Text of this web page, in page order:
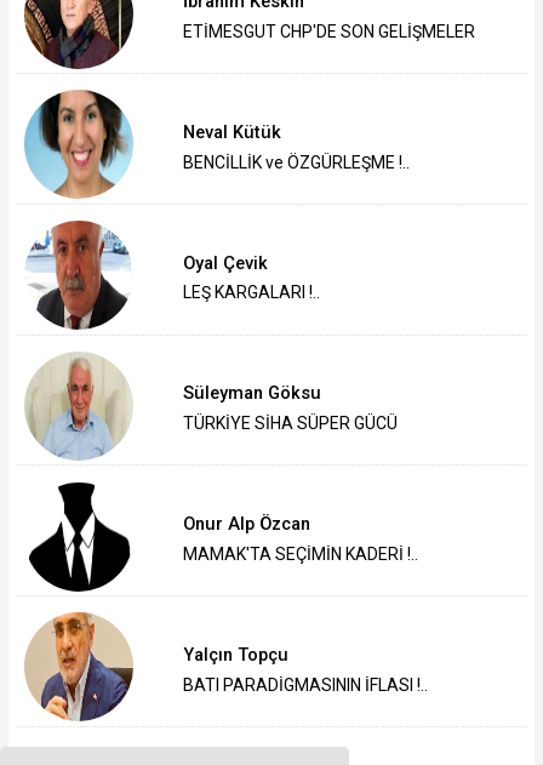
ETİMESGUT CHP'DE SON GELİŞMELER
Neval Kütük
BENCİLLİK ve ÖZGÜRLEŞME !..
Oyal Çevik
LEŞ KARGALARI !..
Süleyman Göksu
TÜRKİYE SİHA SÜPER GÜCÜ
Onur Alp Özcan
MAMAK'TA SEÇİMİN KADERİ !..
Yalçın Topçu
BATI PARADİGMASININ İFLASI !..